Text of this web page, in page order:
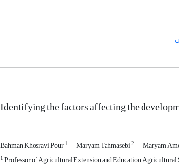
Identifying the factors affecting the
Bahman Khosravi Pour1 Maryam Tahmasebi2 Maryam
1Professor of Agricultural Extension and Education, Agricultural